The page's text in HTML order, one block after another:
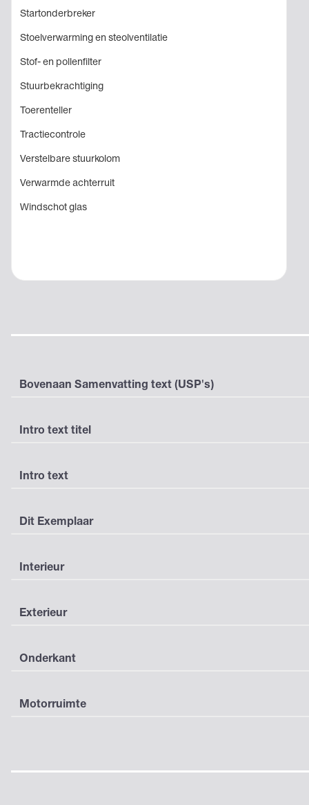
Startonderbreker
Stoelverwarming en steolventilatie
Stof- en pollenfilter
Stuurbekrachtiging
Toerenteller
Tractiecontrole
Verstelbare stuurkolom
Verwarmde achterruit
Windschot glas
Bovenaan Samenvatting text (USP's)
Intro text titel
Intro text
Dit Exemplaar
Interieur
Exterieur
Onderkant
Motorruimte